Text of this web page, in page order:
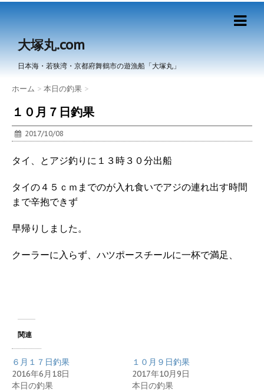
大塚丸.com
日本海・若狭湾・京都府舞鶴市の遊漁船「大塚丸」
ホーム > 本日の釣果 >
１０月７日釣果
2017/10/08
タイ、とアジ釣りに１３時３０分出船
タイの４５ｃｍまでのが入れ食いでアジの連れ出す時間
まで辛抱できず
早帰りしました。
クーラーに入らず、ハツポースチールに一杯で満足、
関連
６月１７日釣果
2016年6月18日
本日の釣果
１０月９日釣果
2017年10月9日
本日の釣果